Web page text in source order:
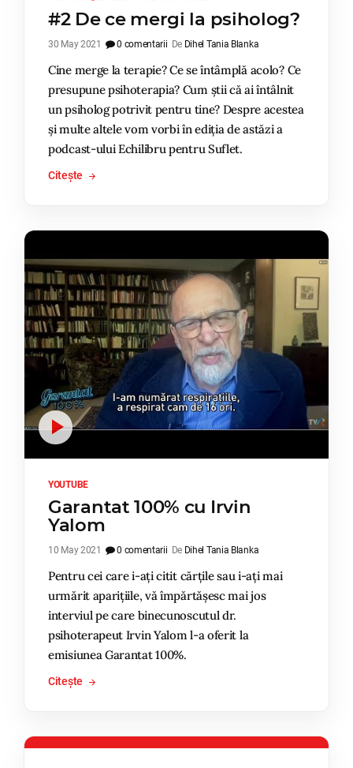
#2 De ce mergi la psiholog?
30 May 2021 0 comentarii De Dihel Tania Blanka
Cine merge la terapie? Ce se întâmplă acolo? Ce
presupune psihoterapia? Cum știi că ai întâlnit
un psiholog potrivit pentru tine? Despre acestea
și multe altele vom vorbi în ediția de astăzi a
podcast-ului Echilibru pentru Suflet.
Citește
YOUTUBE
Garantat 100% cu Irvin
Yalom
10 May 2021 0 comentarii De Dihel Tania Blanka
Pentru cei care i-ați citit cărțile sau i-ați mai
urmărit aparițiile, vă împărtășesc mai jos
interviul pe care binecunoscutul dr.
psihoterapeut Irvin Yalom l-a oferit la
emisiunea Garantat 100%.
Citește